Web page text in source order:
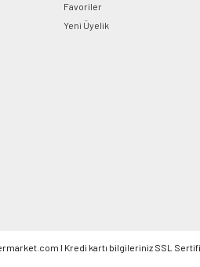
Favoriler
Yeni Üyelik
l Kredi kartı bilgileriniz SSL